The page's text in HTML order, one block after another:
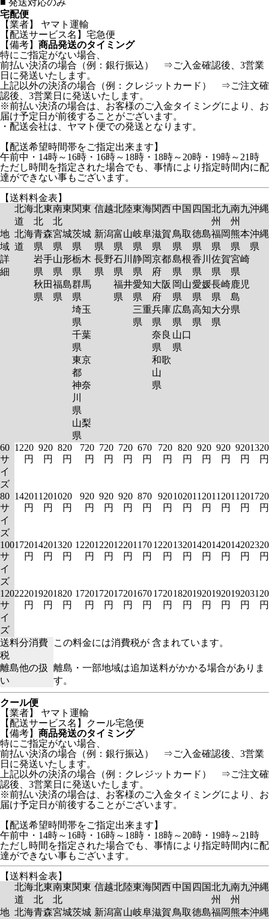
発送対応のみ
宅配便
【業者】 ヤマト運輸
【配送サービス名】宅急便
【備考】 商品発送のタイミング
特にご指定がない場合、
前払い決済の場合（例：銀行振込） ⇒ご入金確認後、3営業
日に発送いたします。
上記以外の決済の場合（例：クレジットカード） ⇒ご注文確
認後、3営業日に発送いたします。
※前払い決済の場合は、お客様のご入金タイミングにより、お
届け予定日が前後することがございます。
・配送会社は、ヤマト便での発送となります。
【配送希望時間帯をご指定出来ます】
午前中・14時～16時・16時～18時・18時～20時・19時～21時
ただし時間を指定された場合でも、事情により指定時間内に配
達ができない事もございます。
【送料料金表】
北海
道
北東
北
南東
北
関東 信越北陸東海関西中国 四国北九
州
南九
州
沖縄
地
域
詳
細
北海
道
青森
県
岩手
県
秋田
県
宮城
県
山形
県
福島
県
茨城
県
栃木
県
群馬
県
埼玉
県
千葉
県
東京
都
神奈
川
県
山梨
県
新潟
県
長野
県
富山
県
石川
県
福井
県
岐阜
県
静岡
県
愛知
県
三重
県
滋賀
県
京都
府
大阪
府
兵庫
県
奈良
県
和歌
山
県
鳥取
県
島根
県
岡山
県
広島
県
山口
県
徳島
県
香川
県
愛媛
県
高知
県
福岡
県
佐賀
県
長崎
県
大分
県
熊本
県
宮崎
県
鹿児
島
県
沖縄
県
60
サ
イ
ズ
1220
円
920
円
820
円
720
円
720
円
720
円
670
円
720
円
820
円
920
円
920
円
920
円
1320
円
80
サ
イ
ズ
1420
円
1120
円
1020
円
920
円
920
円
920
円
870
円
920
円
1020
円
1120
円
1120
円
1120
円
1720
円
100
サ
イ
ズ
1720
円
1420
円
1320
円
1220
円
1220
円
1220
円
1170
円
1220
円
1320
円
1420
円
1420
円
1420
円
2320
円
120
サ
イ
ズ
2220
円
1920
円
1820
円
1720
円
1720
円
1720
円
1670
円
1720
円
1820
円
1920
円
1920
円
1920
円
3120
円
送料分消費
税
この料金には消費税が 含まれています。
離島他の扱
い
離島・一部地域は追加送料がかかる場合がありま
す。
クール便
【業者】 ヤマト運輸
【配送サービス名】クール宅急便
【備考】 商品発送のタイミング
特にご指定がない場合、
前払い決済の場合（例：銀行振込） ⇒ご入金確認後、3営業
日に発送いたします。
上記以外の決済の場合（例：クレジットカード） ⇒ご注文確
認後、3営業日に発送いたします。
※前払い決済の場合は、お客様のご入金タイミングにより、お
届け予定日が前後することがございます。
【配送希望時間帯をご指定出来ます】
午前中・14時～16時・16時～18時・18時～20時・19時～21時
ただし時間を指定された場合でも、事情により指定時間内に配
達ができない事もございます。
【送料料金表】
北海
道
北東
北
南東
北
関東 信越北陸東海関西中国 四国北九
州
南九
州
沖縄
地 北海青森宮城茨城 新潟富山岐阜滋賀 鳥取徳島福岡熊本沖縄